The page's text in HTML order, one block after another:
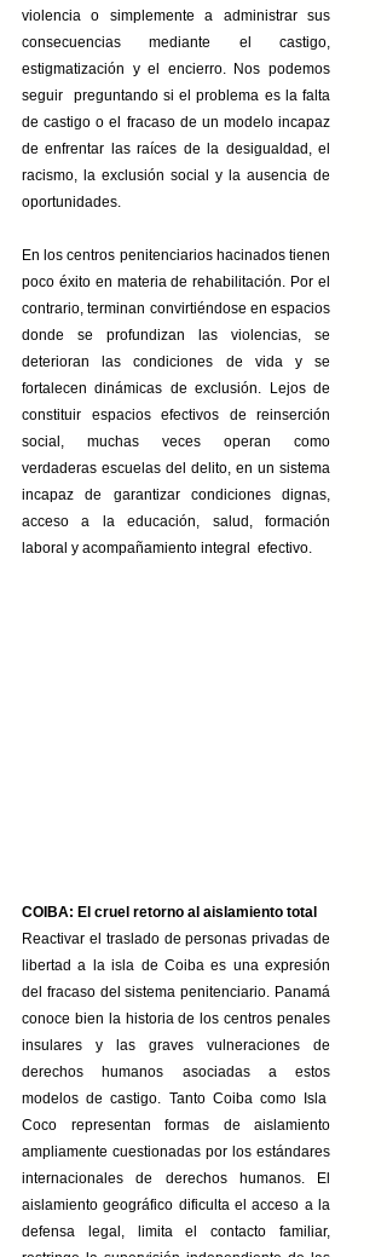
violencia o simplemente a administrar sus
consecuencias mediante el castigo,
estigmatización y el encierro. Nos podemos
seguir  preguntando si el problema es la falta
de castigo o el fracaso de un modelo incapaz
de enfrentar las raíces de la desigualdad, el
racismo, la exclusión social y la ausencia de
oportunidades.
En los centros penitenciarios hacinados tienen
poco éxito en materia de rehabilitación. Por el
contrario, terminan convirtiéndose en espacios
donde se profundizan las violencias, se
deterioran las condiciones de vida y se
fortalecen dinámicas de exclusión. Lejos de
constituir espacios efectivos de reinserción
social, muchas veces operan como
verdaderas escuelas del delito, en un sistema
incapaz de garantizar condiciones dignas,
acceso a la educación, salud, formación
laboral y acompañamiento integral  efectivo.
COIBA: El cruel retorno al aislamiento total
Reactivar el traslado de personas privadas de
libertad a la isla de Coiba es una expresión
del fracaso del sistema penitenciario. Panamá
conoce bien la historia de los centros penales
insulares y las graves vulneraciones de
derechos humanos asociadas a estos
modelos de castigo. Tanto Coiba como Isla
Coco representan formas de aislamiento
ampliamente cuestionadas por los estándares
internacionales de derechos humanos. El
aislamiento geográfico dificulta el acceso a la
defensa legal, limita el contacto familiar,